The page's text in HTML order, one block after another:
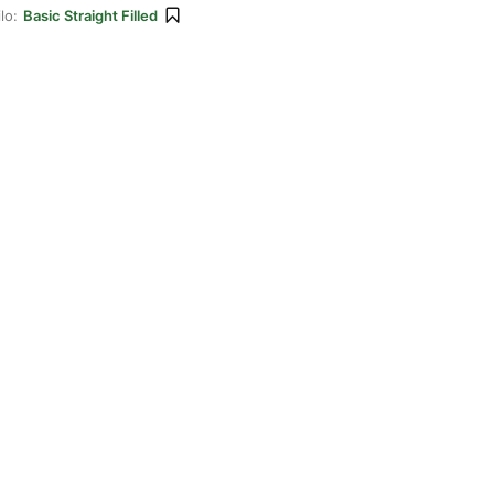
Basic Straight Filled